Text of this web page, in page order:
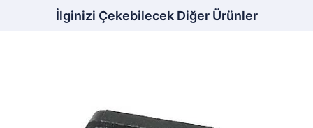
İlginizi Çekebilecek Diğer Ürünler